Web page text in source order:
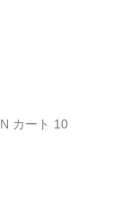
カート 10